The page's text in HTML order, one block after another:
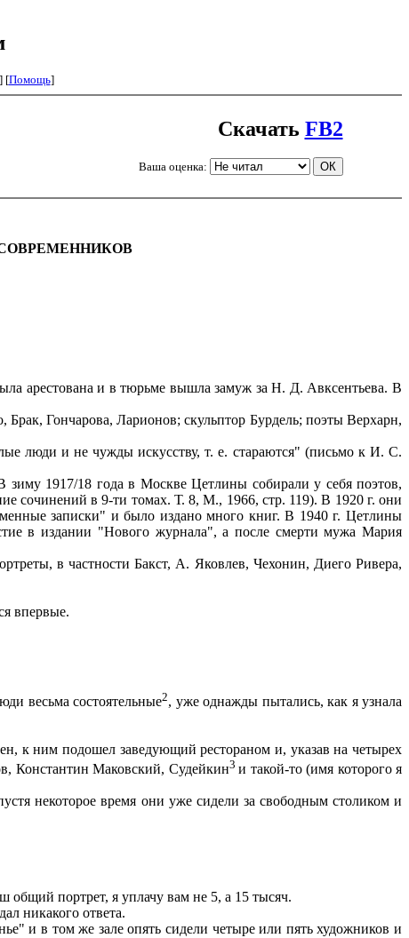
[Помощь]
Скачать FB2
Ваша оценка:
арестована и в тюрьме вышла замуж за Н. Д. Авксентьева. В
Гончарова, Ларионов; скульптор Бурдель; поэты Верхарн,
люди и не чужды искусству, т. е. стараются" (письмо к И. С.
1917/18 года в Москве Цетлины собирали у себя поэтов,
сочинений в 9-ти томах. Т. 8, М., 1966, стр. 119). В 1920 г. они
записки" и было издано много книг. В 1940 г. Цетлины
в издании "Нового журнала", а после смерти мужа Мария
в частности Бакст, А. Яковлев, Чехонин, Диего Ривера,
впервые.
весьма состоятельные2, уже однажды пытались, как я узнала
к ним подошел заведующий рестораном и, указав на четырех
Константин Маковский, Судейкин3 и такой-то (имя которого я
некоторое время они уже сидели за свободным столиком и
общий портрет, я уплачу вам не 5, а 15 тысяч.
никакого ответа.
и в том же зале опять сидели четыре или пять художников и